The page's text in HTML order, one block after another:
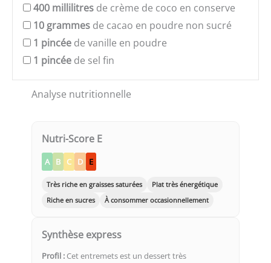
400 millilitres de crème de coco en conserve
10 grammes de cacao en poudre non sucré
1 pincée de vanille en poudre
1 pincée de sel fin
Analyse nutritionnelle
Nutri-Score E
A B C D E
Très riche en graisses saturées
Plat très énergétique
Riche en sucres
À consommer occasionnellement
Synthèse express
Profil : Cet entremets est un dessert très